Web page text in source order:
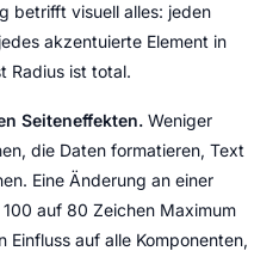
betrifft visuell alles: jeden
akzentuierte Element in
Radius ist total.
Seiteneffekten. Weniger
die Daten formatieren, Text
Eine Änderung an einer
auf 80 Zeichen Maximum
auf alle Komponenten,